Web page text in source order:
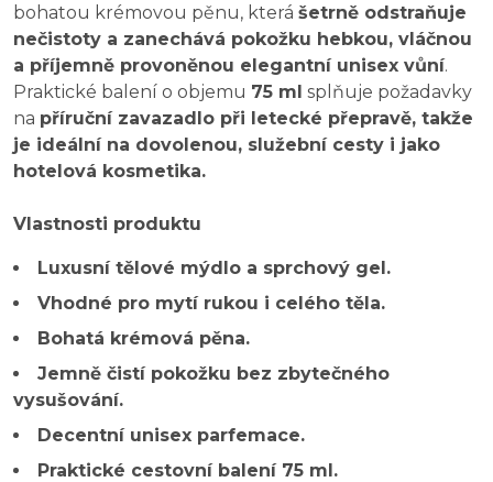
bohatou krémovou pěnu, která šetrně odstraňuje
nečistoty a zanechává pokožku hebkou, vláčnou
a příjemně provoněnou elegantní unisex vůní.
Praktické balení o objemu 75 ml splňuje požadavky
na příruční zavazadlo při letecké přepravě, takže
je ideální na dovolenou, služební cesty i jako
hotelová kosmetika.
Vlastnosti produktu
Luxusní tělové mýdlo a sprchový gel.
Vhodné pro mytí rukou i celého těla.
Bohatá krémová pěna.
Jemně čistí pokožku bez zbytečného
vysušování.
Decentní unisex parfemace.
Praktické cestovní balení 75 ml.